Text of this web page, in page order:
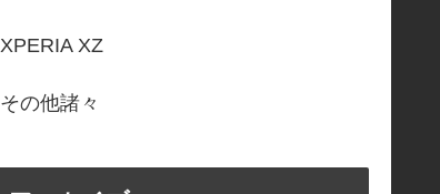
XPERIA XZ
その他諸々